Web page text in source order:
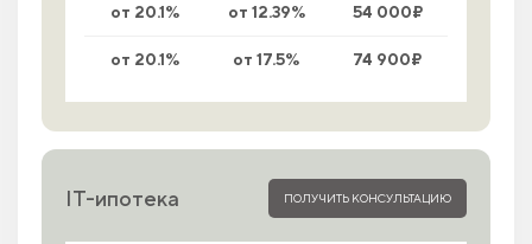
от 20.1% от 12.39% 54 000₽
от 20.1% от 17.5% 74 900₽
IT-ипотека ПОЛУЧИТЬ КОНСУЛЬТАЦИЮ